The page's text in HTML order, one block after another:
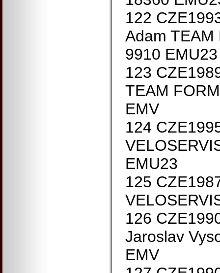
122
Adam TEAM
9910 EMU23
123
TEAM
EMV
124
EMU23
125
126
Jaroslav
EMV